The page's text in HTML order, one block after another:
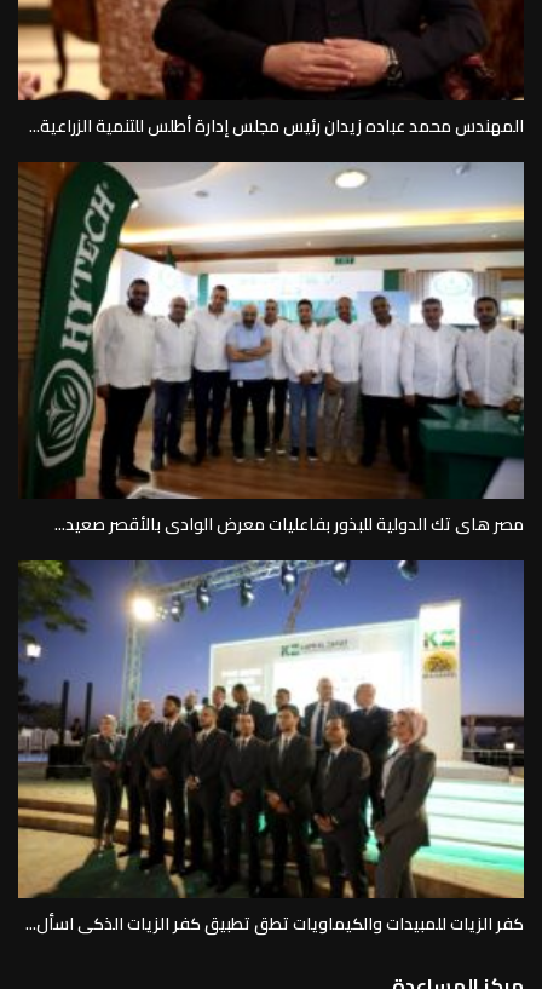
المهندس محمد عباده زيدان رئيس مجلس إدارة أطلس للتنمية الزراعية...
مصر هاى تك الدولية للبذور بفاعليات معرض الوادى بالأقصر صعيد...
كفر الزيات للمبيدات والكيماويات تطق تطبيق كفر الزيات الذكى اسأل...